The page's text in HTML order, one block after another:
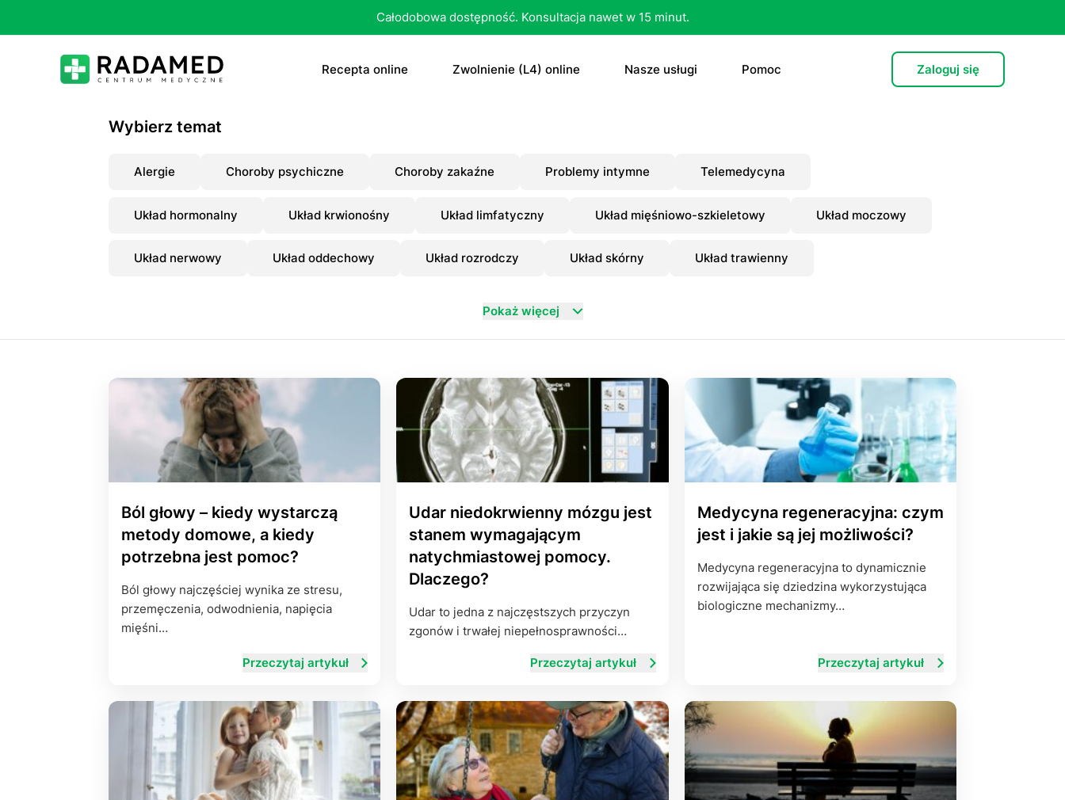
Całodobowa dostępność. Konsultacja nawet w 15 minut.
Recepta online Zwolnienie (L4) online Nasze usługi
CT
Leczenie otyłości
Ubezpieczenie na życie
Pomoc Zaloguj się
Wybierz temat
Alergie Choroby psychiczne Choroby zakaźne Problemy intymne Telemedycyna
Układ hormonalny Układ krwionośny Układ limfatyczny Układ mięśniowo-szkieletowy Układ moczowy
Układ nerwowy Układ oddechowy Układ rozrodczy Układ skórny Układ trawienny
Pokaż więcej
Ból głowy – kiedy wystarczą
metody domowe, a kiedy
potrzebna jest pomoc?
Ból głowy najczęściej wynika ze stresu,
przemęczenia, odwodnienia, napięcia
mięśni…
Przeczytaj artykuł
Udar niedokrwienny mózgu jest
stanem wymagającym
natychmiastowej pomocy.
Dlaczego?
Udar to jedna z najczęstszych przyczyn
zgonów i trwałej niepełnosprawności…
Przeczytaj artykuł
Medycyna regeneracyjna: czym
jest i jakie są jej możliwości?
Medycyna regeneracyjna to dynamicznie
rozwijająca się dziedzina wykorzystująca
biologiczne mechanizmy…
Przeczytaj artykuł